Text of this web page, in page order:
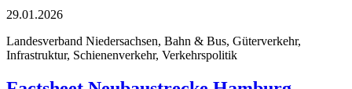
29.01.2026
Landesverband Niedersachsen, Bahn & Bus, Güterverkehr,
Infrastruktur, Schienenverkehr, Verkehrspolitik